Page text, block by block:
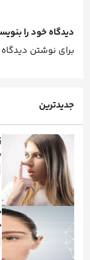
دیدگاه خود را
برای نوشتن دیدگاه
جدیدترین